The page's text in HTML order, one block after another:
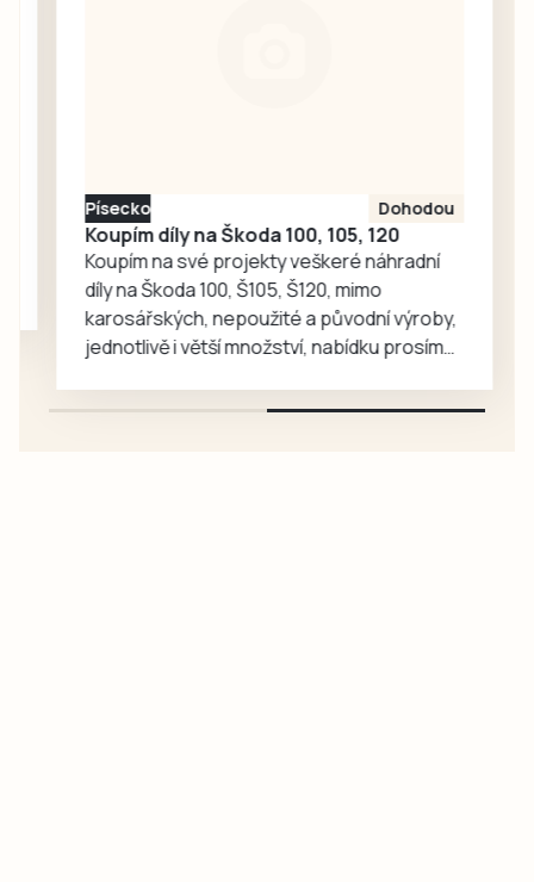
více než tři miliony
korun.
Písecko Dohodou
Koupím díly na Škoda 100, 105, 120
Koupím na své projekty veškeré náhradní
díly na Škoda 100, Š105, Š120, mimo
karosářských, nepoužité a původní výroby,
jednotlivě i větší množství, nabídku prosím